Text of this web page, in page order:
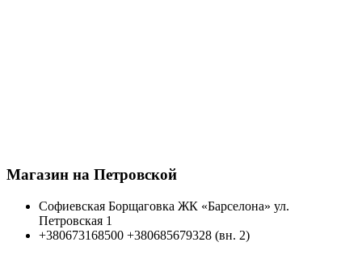
Магазин на Петровской
Софиевская Борщаговка ЖК «Барселона» ул.
Петровская 1
+380673168500 +380685679328 (вн. 2)